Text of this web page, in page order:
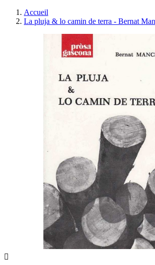
Accueil
La pluja & lo camin de terra - Bernat
